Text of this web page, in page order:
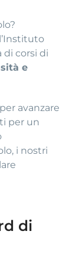
di corsi di
e
avanzare
per un
i nostri
di